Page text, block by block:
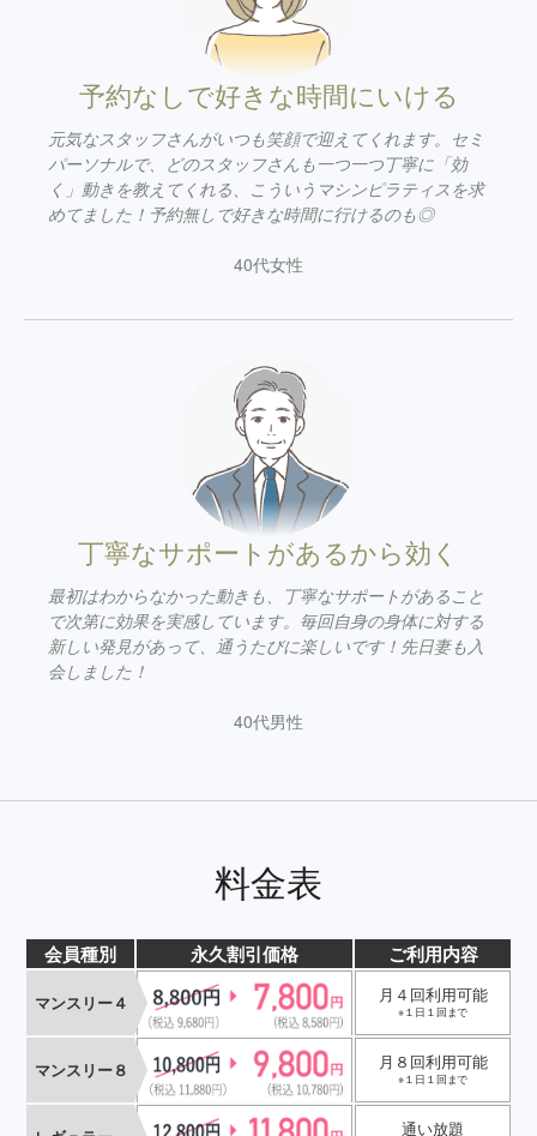
予約なしで好きな時間にいける
元気なスタッフさんがいつも笑顔で迎えてくれます。セミ
パーソナルで、どのスタッフさんも一つ一つ丁寧に「効
く」動きを教えてくれる、こういうマシンピラティスを求
めてました！予約無しで好きな時間に行けるのも◎
40代女性
丁寧なサポートがあるから効く
最初はわからなかった動きも、丁寧なサポートがあること
で次第に効果を実感しています。毎回自身の身体に対する
新しい発見があって、通うたびに楽しいです！先日妻も入
会しました！
40代男性
料金表
会員種別 永久割引価格 ご利用内容
マンスリー４ 月４回利用可能
※１日１回まで
マンスリー８ 月８回利用可能
※１日１回まで
通い放題